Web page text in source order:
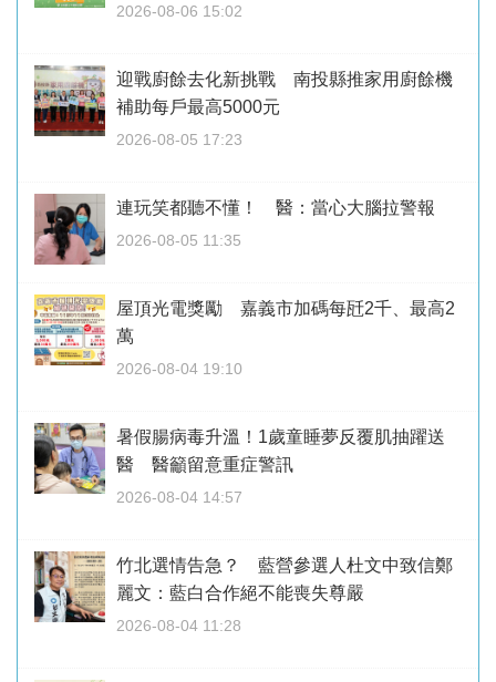
2026-08-06 15:02
迎戰廚餘去化新挑戰 南投縣推家用廚餘機
補助每戶最高5000元
2026-08-05 17:23
連玩笑都聽不懂！ 醫：當心大腦拉警報
2026-08-05 11:35
屋頂光電獎勵 嘉義市加碼每瓩2千、最高2
萬
2026-08-04 19:10
暑假腸病毒升溫！1歲童睡夢反覆肌抽躍送
醫 醫籲留意重症警訊
2026-08-04 14:57
竹北選情告急？ 藍營參選人杜文中致信鄭
麗文：藍白合作絕不能喪失尊嚴
2026-08-04 11:28